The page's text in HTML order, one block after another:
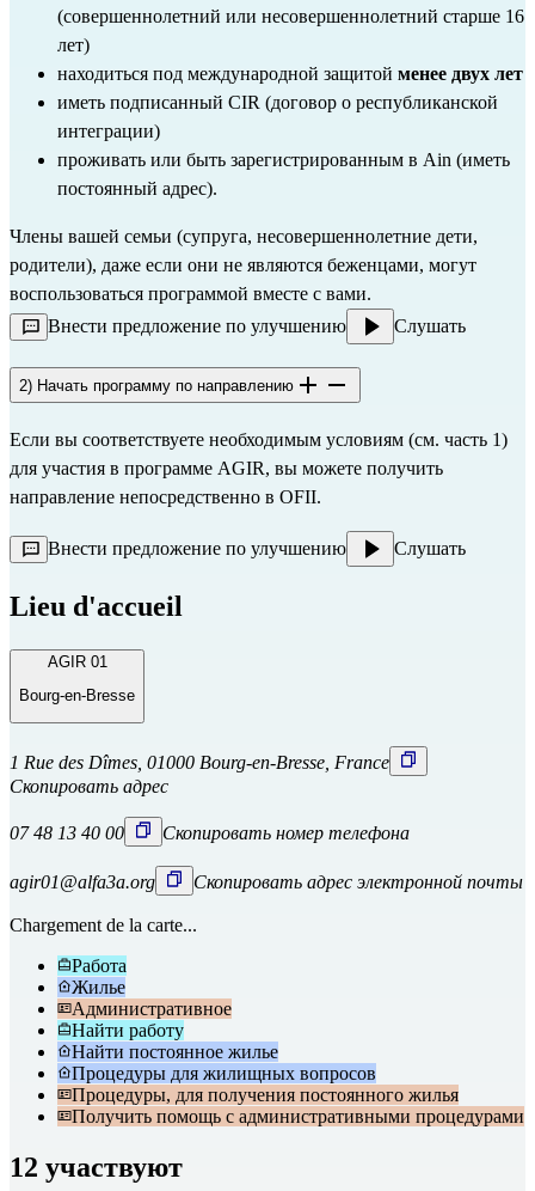
(совершеннолетний или несовершеннолетний старше 16
лет)
находиться под международной защитой менее двух лет
иметь подписанный CIR (договор о республиканской
интеграции)
проживать или быть зарегистрированным в Ain (иметь
постоянный адрес).
Члены вашей семьи (супруга, несовершеннолетние дети,
родители), даже если они не являются беженцами, могут
воспользоваться программой вместе с вами.
Внести предложение по улучшению
Слушать
2) Начать программу по направлению
Если вы соответствуете необходимым условиям (см. часть 1)
для участия в программе AGIR, вы можете получить
направление непосредственно в OFII.
Внести предложение по улучшению Слушать
Lieu d'accueil
AGIR 01
Bourg-en-Bresse
1 Rue des Dîmes, 01000 Bourg-en-Bresse, France
Скопировать адрес
07 48 13 40 00 Скопировать номер телефона
agir01@alfa3a.org Скопировать адрес электронной почты
Chargement de la carte...
Работа
Жилье
Административное
Найти работу
Найти постоянное жилье
Процедуры для жилищных вопросов
Процедуры, для получения постоянного жилья
Получить помощь с административными процедурами
12 участвуют